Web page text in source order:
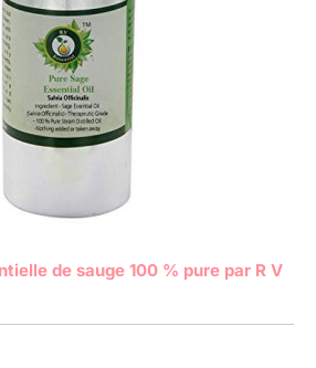
de sauge 100 % pure par R V